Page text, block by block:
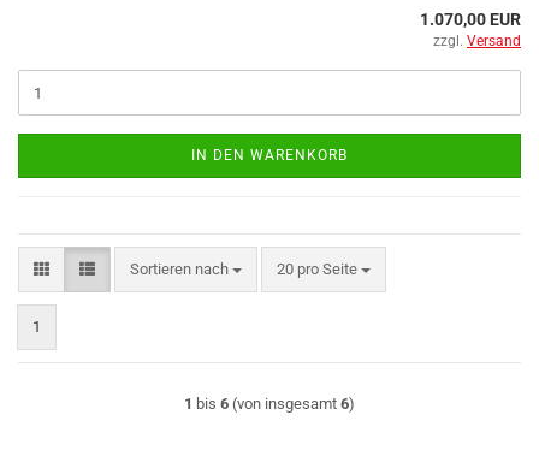
1.070,00 EUR
zzgl. Versand
IN DEN WARENKORB
Sortieren nach
Sortieren nach 20 pro Seite
pro Seite
1
1 bis 6 (von insgesamt 6)